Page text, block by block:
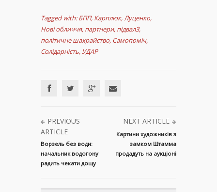
Tagged with: БПП, Карплюк,Луценко,
Нові обличчя, партнери, підвал3,
політичне шахрайство, Самопоміч,
Солідарність,УДАР
PREVIOUS
ARTICLE
Ворзель без води:
начальник водогону
радить чекати дощу
NEXT ARTICLE
Картини художників з
замком Штамма
продадуть на аукціоні